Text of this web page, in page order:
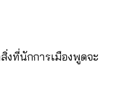
งที่นักการเมืองพูดจะ